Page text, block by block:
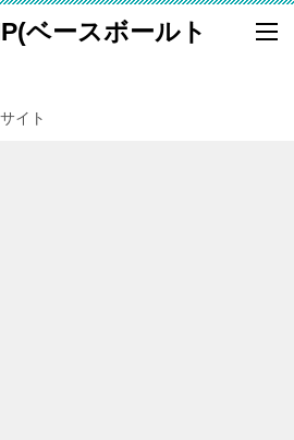
ベースボールト
イト